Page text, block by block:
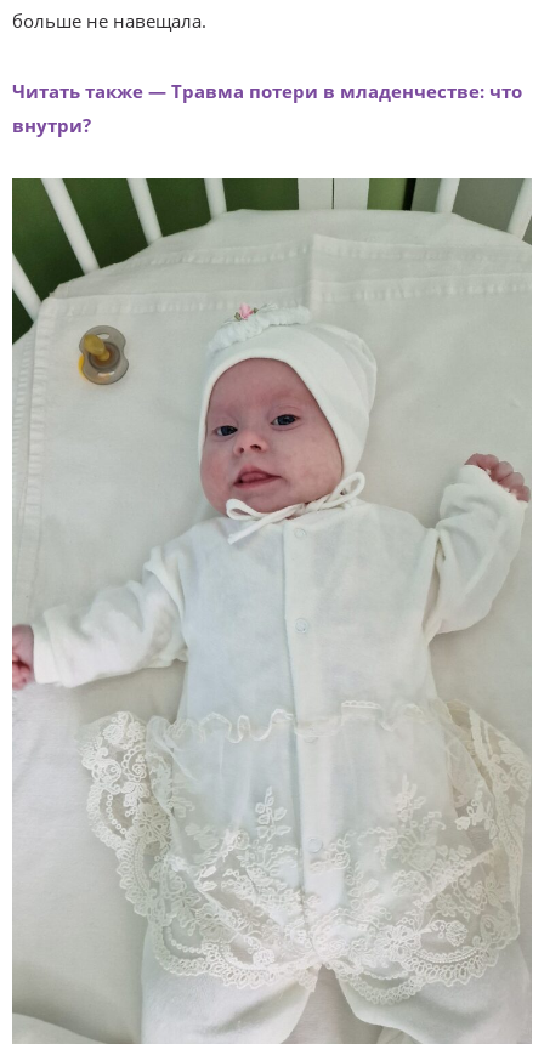
больше не навещала.
Читать также — Травма потери в младенчестве: что
внутри?